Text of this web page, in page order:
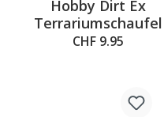
Hobby Dirt Ex
Terrariumschaufel
CHF 9.95